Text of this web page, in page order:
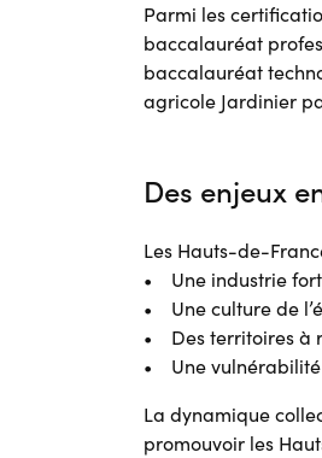
Parmi les
baccalauréat
baccalauréat
agricole Jardinier
Des enjeux
Les Hauts-de-
• Une industrie
• Une culture de
• Des territoires à
• Une vulnérabilité
La dynamique
promouvoir les